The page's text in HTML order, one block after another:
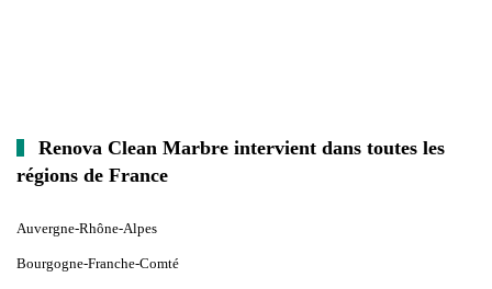
Renova Clean Marbre intervient dans toutes les
régions de France
Auvergne-Rhône-Alpes
Bourgogne-Franche-Comté